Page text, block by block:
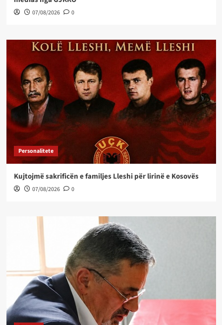
07/08/2026 0
Personalitete
Kujtojmë sakrificën e familjes Lleshi për lirinë e Kosovës
07/08/2026 0